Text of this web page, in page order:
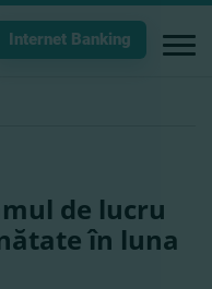
Internet Banking
de lucru
în luna